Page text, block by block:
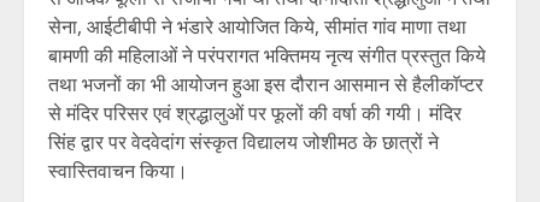
सेना, आईटीबीपी ने भंडारे आयोजित किये, सीमांत गांव माणा तथा
बामणी की महिलाओं ने परंपरागत भक्तिमय नृत्य संगीत प्रस्तुत किये
तथा भजनों का भी आयोजन हुआ इस दौरान आसमान से हैलीकॉप्टर
से मंदिर परिसर एवं श्रद्धालुओं पर फूलों की वर्षा की गयी। मंदिर
सिंह द्वार पर वेदवेदांग संस्कृत विद्यालय जोशीमठ के छात्रों ने
स्वास्तिवाचन किया।